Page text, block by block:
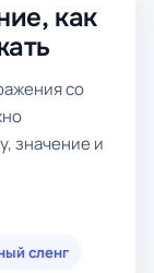
как
со
значение и
сленг